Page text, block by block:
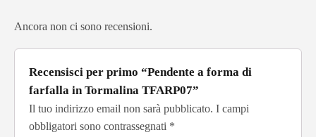
Ancora non ci sono recensioni.
Recensisci per primo “Pendente a forma di
farfalla in Tormalina TFARP07”
Il tuo indirizzo email non sarà pubblicato. I campi
obbligatori sono contrassegnati *